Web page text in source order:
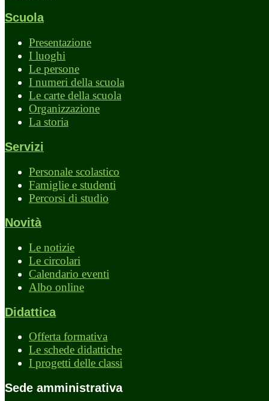
Scuola
Presentazione
I luoghi
Le persone
I numeri della scuola
Le carte della scuola
Organizzazione
La storia
Servizi
Personale scolastico
Famiglie e studenti
Percorsi di studio
Novità
Le notizie
Le circolari
Calendario eventi
Albo online
Didattica
Offerta formativa
Le schede didattiche
I progetti delle classi
Sede amministrativa